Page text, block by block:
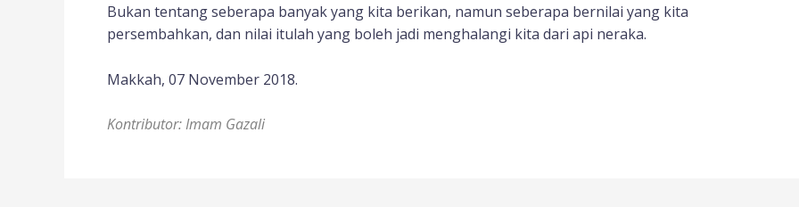
Bukan tentang seberapa banyak yang kita berikan, namun seberapa bernilai yang kita
persembahkan, dan nilai itulah yang boleh jadi menghalangi kita dari api neraka.
Makkah, 07 November 2018.
Kontributor: Imam Gazali